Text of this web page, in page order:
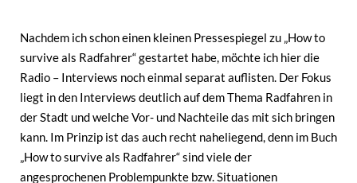
Nachdem ich schon einen kleinen Pressespiegel zu „How to
survive als Radfahrer“ gestartet habe, möchte ich hier die
Radio – Interviews noch einmal separat auflisten. Der Fokus
liegt in den Interviews deutlich auf dem Thema Radfahren in
der Stadt und welche Vor- und Nachteile das mit sich bringen
kann. Im Prinzip ist das auch recht naheliegend, denn im Buch
„How to survive als Radfahrer“ sind viele der
angesprochenen Problempunkte bzw. Situationen